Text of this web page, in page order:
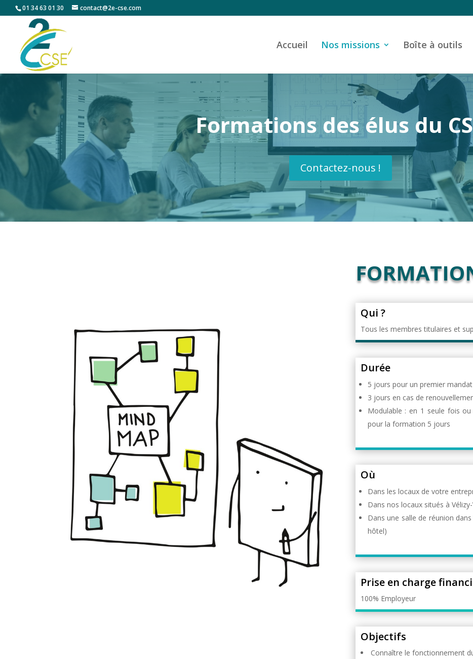
01 34 63 01 30 contact@2e-cse.com
Accueil Nos missions Boîte à outils
Formations des élus du
Contactez-nous !
Qui ?
Tous les membres titulaires et
Durée
5 jours pour un premier mandat
3 jours en cas de
Modulable : en 1 seule fois
pour la formation 5 jours
Où
Dans les locaux de votre
Dans nos locaux situés à
Dans une salle de réunion
hôtel)
Prise en charge
100% Employeur
Objectifs
Connaître le fonctionnement